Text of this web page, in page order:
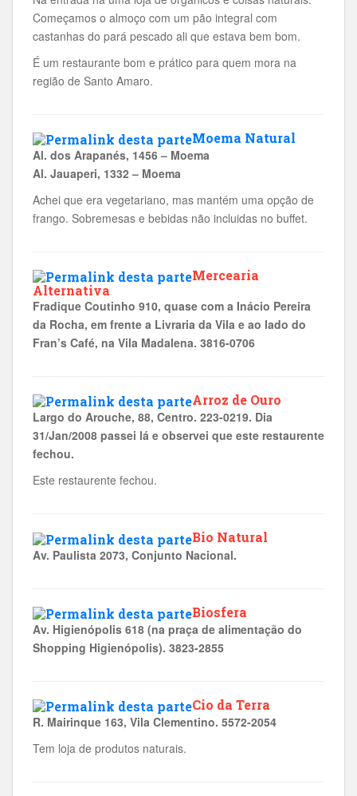
Começamos o almoço com um pão integral com
castanhas do pará pescado ali que estava bem bom.
É um restaurante bom e prático para quem mora na
região de Santo Amaro.
Moema Natural
Al. dos Arapanés, 1456 – Moema
Al. Jauaperi, 1332 – Moema
Achei que era vegetariano, mas mantém uma opção de
frango. Sobremesas e bebidas não incluidas no buffet.
Mercearia
Alternativa
Fradique Coutinho 910, quase com a Inácio Pereira
da Rocha, em frente a Livraria da Vila e ao lado do
Fran’s Café, na Vila Madalena. 3816-0706
Arroz de Ouro
Largo do Arouche, 88, Centro. 223-0219. Dia
31/Jan/2008 passei lá e observei que este restaurente
fechou.
Este restaurente fechou.
Bio Natural
Av. Paulista 2073, Conjunto Nacional.
Biosfera
Av. Higienópolis 618 (na praça de alimentação do
Shopping Higienópolis). 3823-2855
Cio da Terra
R. Mairinque 163, Vila Clementino. 5572-2054
Tem loja de produtos naturais.